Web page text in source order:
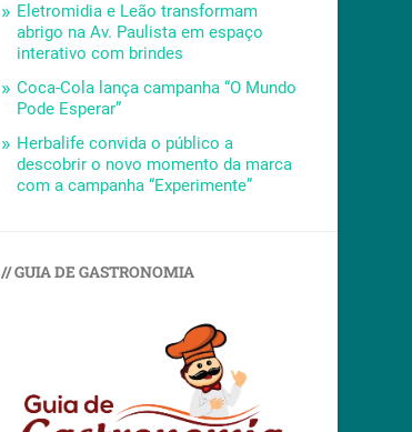
Eletromidia e Leão transformam
abrigo na Av. Paulista em espaço
interativo com brindes
Coca-Cola lança campanha “O Mundo
Pode Esperar”
Herbalife convida o público a
descobrir o novo momento da marca
com a campanha “Experimente”
// GUIA DE GASTRONOMIA